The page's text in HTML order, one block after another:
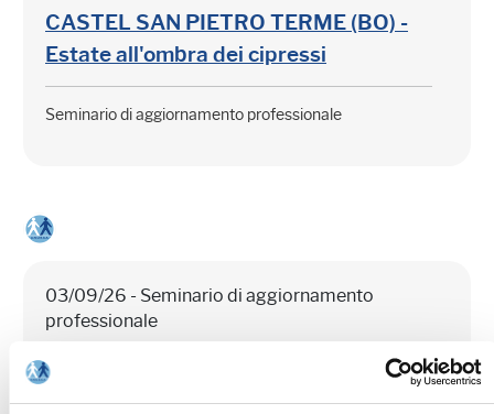
CASTEL SAN PIETRO TERME (BO) -
Estate all'ombra dei cipressi
Seminario di aggiornamento professionale
03/09/26 - Seminario di aggiornamento
professionale
CASTEL SAN PIETRO TERME (BO) -
La cittadinanza italiana dopo la legge